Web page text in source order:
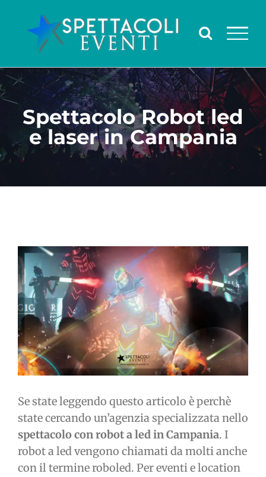
contenuto
Spettacolo Robot led
e laser in Campania
Ingrandisci
immagine
Se state leggendo questo articolo è perchè
state cercando un’agenzia specializzata nello
spettacolo con robot a led in Campania. I
robot a led vengono chiamati da molti anche
con il termine roboled. Per eventi e location